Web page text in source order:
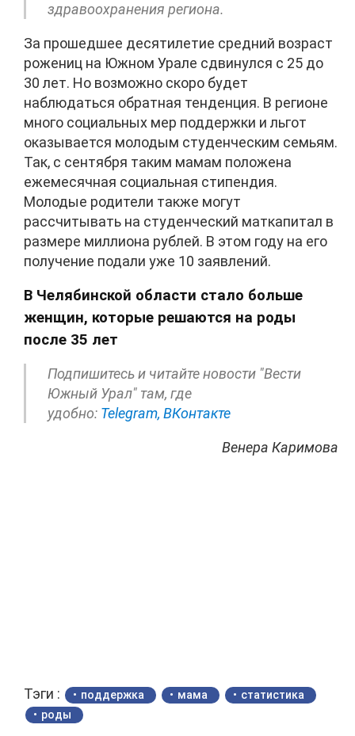
здравоохранения региона.
За прошедшее десятилетие средний возраст
рожениц на Южном Урале сдвинулся с 25 до
30 лет. Но возможно скоро будет
наблюдаться обратная тенденция. В регионе
много социальных мер поддержки и льгот
оказывается молодым студенческим семьям.
Так, с сентября таким мамам положена
ежемесячная социальная стипендия.
Молодые родители также могут
рассчитывать на студенческий маткапитал в
размере миллиона рублей. В этом году на его
получение подали уже 10 заявлений.
В Челябинской области стало больше
женщин, которые решаются на роды
после 35 лет
Подпишитесь и читайте новости "Вести
Южный Урал" там, где
удобно: Telegram, ВКонтакте
Венера Каримова
Тэги : поддержка мама
статистика
роды